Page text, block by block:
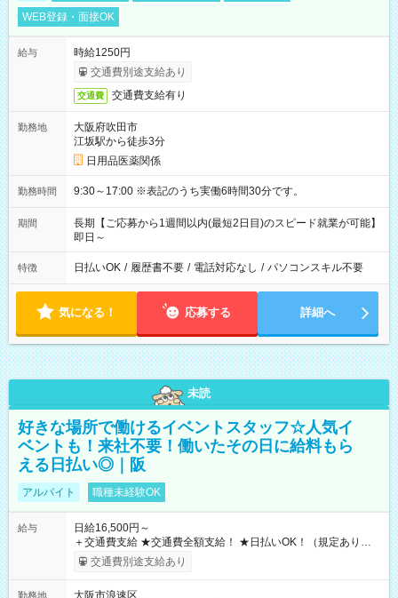
WEB登録・面接OK
給与
時給1250円
交通費別途支給あり
交通費 交通費支給有り
勤務地
大阪府吹田市
江坂駅から徒歩3分
日用品医薬関係
勤務時間 9:30～17:00 ※表記のうち実働6時間30分です。
期間
長期【ご応募から1週間以内(最短2日目)のスピード就業が可能】
即日～
特徴 日払いOK / 履歴書不要 / 電話対応なし / パソコンスキル不要
気になる！ 応募する 詳細へ
未読
好きな場所で働けるイベントスタッフ☆人気イ
ベントも！来社不要！働いたその日に給料もら
える日払い◎｜阪
アルバイト 職種未経験OK
給与
日給16,500円～
＋交通費支給 ★交通費全額支給！ ★日払いOK！（規定あり） ┗
働いたその日に現金GET♪ お仕事後はコンビニATMから 日払
交通費別途支給あり
勤務地
大阪市浪速区